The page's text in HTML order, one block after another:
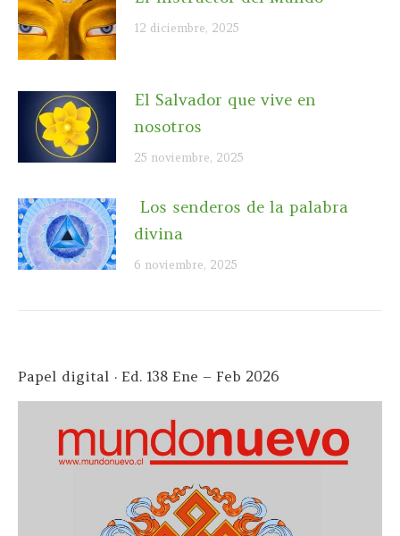
12 diciembre, 2025
El Salvador que vive en
nosotros
25 noviembre, 2025
Los senderos de la palabra
divina
6 noviembre, 2025
Papel digital · Ed. 138 Ene – Feb 2026